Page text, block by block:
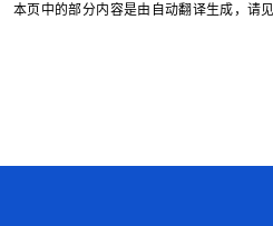
本页中的部分内容是由自动翻译生成，请见